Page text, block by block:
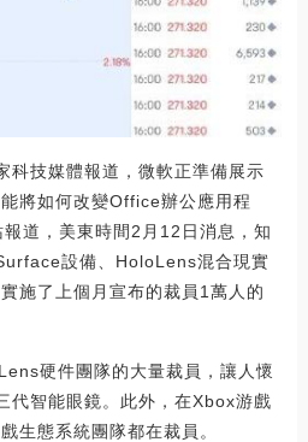
技媒體報道，微軟正準備展示
將如何改變Office辦公應用程
道，美東時間2月12日消息，知
設備、HoloLens混合現實
施了上個月宣布的裁員1萬人的
硬件團隊的大量裁員，讓人懷
代智能眼鏡。此外，在Xbox游戲
生態系統團隊都在裁員。